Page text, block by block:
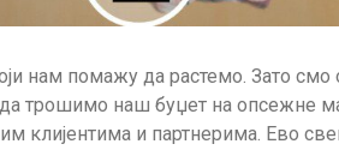
нам помажу да растемо. Зато смо
да трошимо наш буџет на
клијентима и партнерима. Ево